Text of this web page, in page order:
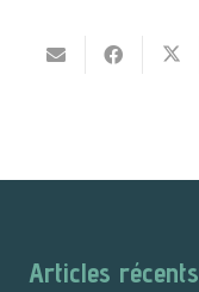
Articles récents